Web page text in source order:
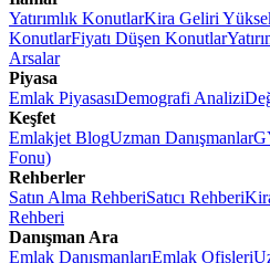
Yatırımlık KonutlarKira Geliri
KonutlarFiyatı Düşen Konutlar
Arsalar
Piyasa
Emlak PiyasasıDemografi Analizi
Keşfet
Emlakjet BlogUzman Danışmanlar
Fonu)
Rehberler
Satın Alma RehberiSatıcı Rehberi
Rehberi
Danışman Ara
Emlak DanışmanlarıEmlak Ofisleri